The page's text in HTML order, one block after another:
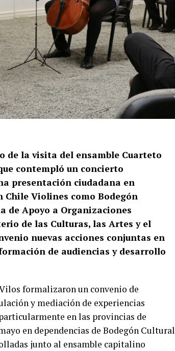
de la visita del ensamble Cuarteto
contempló un concierto
presentación ciudadana en
Chile Violines como Bodegón
de Apoyo a Organizaciones
de las Culturas, las Artes y el
nuevas acciones conjuntas en
de audiencias y desarrollo
formalizaron un convenio de
y mediación de experiencias
en las provincias de
en dependencias de Bodegón Cultural
junto al ensamble capitalino